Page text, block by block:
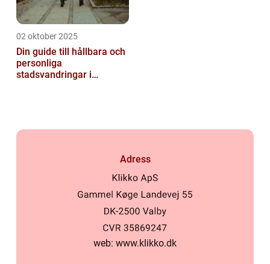
02 oktober 2025
Din guide till hållbara och
personliga
stadsvandringar i
Adress
web: www.klikko.dk